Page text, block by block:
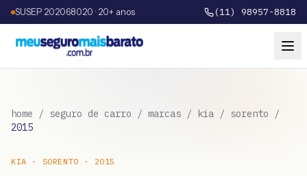
SUSEP 202068020 · 20+ anos (11) 98957-8818
home / seguro de carro / marcas / kia / sorento /
2015
KIA · SORENTO · 2015